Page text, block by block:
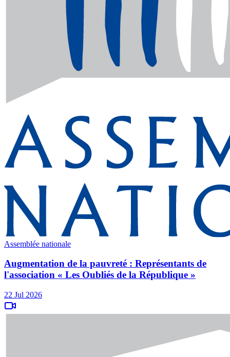
Assemblée nationale
Augmentation de la pauvreté : Représentants de
l'association « Les Oubliés de la République »
22 Jul 2026